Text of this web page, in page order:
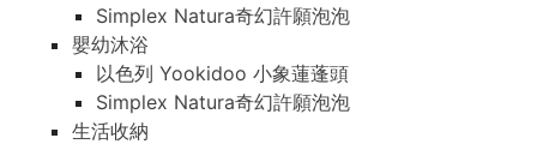
Simplex Natura奇幻許願泡泡
嬰幼沐浴
以色列 Yookidoo 小象蓮蓬頭
Simplex Natura奇幻許願泡泡
生活收納